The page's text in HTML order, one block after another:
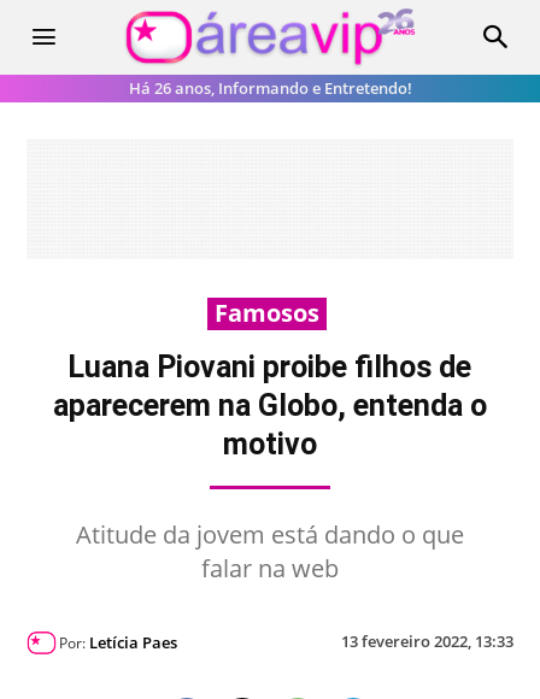
Há 26 anos, Informando e Entretendo!
Famosos
Luana Piovani proibe filhos de
aparecerem na Globo, entenda o
motivo
Atitude da jovem está dando o que
falar na web
Por: Letícia Paes 13 fevereiro 2022, 13:33